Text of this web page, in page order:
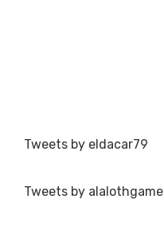
Tweets by eldacar79
Tweets by alalothgame